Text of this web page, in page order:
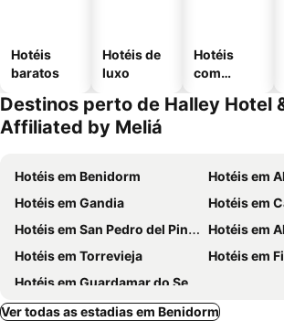
Hotéis
baratos
Hotéis de
luxo
Hotéis
com
Destinos perto de Halley Hotel
Affiliated by Meliá
Hotéis em Benidorm
Hotéis em
Hotéis em Gandia
Hotéis em
Hotéis em San Pedro del Pinatar
Hotéis em
Hotéis em Torrevieja
Hotéis em
Hotéis em Guardamar do Segura
Ver todas as estadias em Benidorm